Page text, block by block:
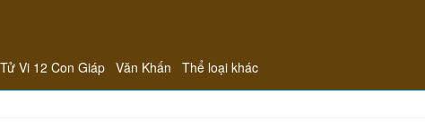
Tử Vi 12 Con Giáp Văn Khấn Thể loại khác